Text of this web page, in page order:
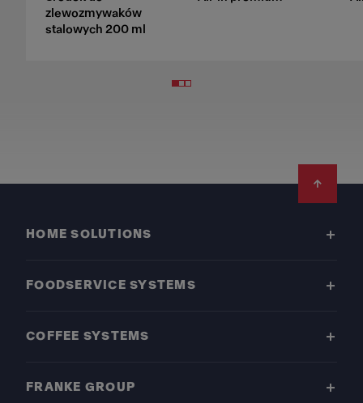
zlewozmywaków
stalowych 200 ml
HOME SOLUTIONS
FOODSERVICE SYSTEMS
COFFEE SYSTEMS
FRANKE GROUP